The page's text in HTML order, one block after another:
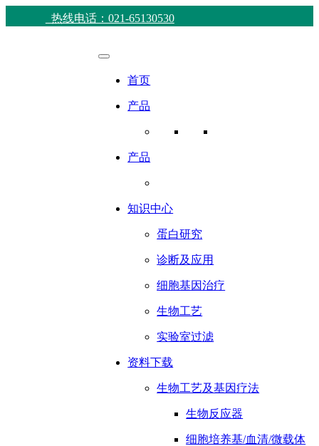
热线电话：021-65130530
首页
产品
产品
知识中心
蛋白研究
诊断及应用
细胞基因治疗
生物工艺
实验室过滤
资料下载
生物工艺及基因疗法
生物反应器
细胞培养基/血清/微载体